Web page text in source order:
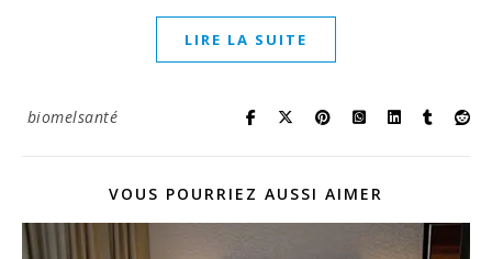
LIRE LA SUITE
biomelsanté
VOUS POURRIEZ AUSSI AIMER